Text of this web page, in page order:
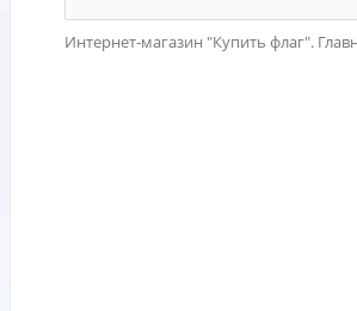
Интернет-магазин "Купить флаг".